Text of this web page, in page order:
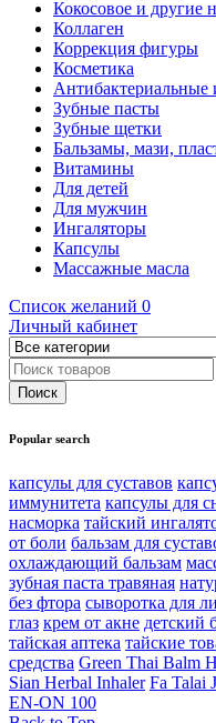
Кокосовое и другие
Коллаген
Коррекция фигуры
Косметика
Антибактериальные
Зубные пасты
Зубные щетки
Бальзамы, мази,
Витамины
Для детей
Для мужчин
Ингаляторы
Капсулы
Массажные масла
Список желаний 0
Личный кабинет
Popular search
капсулы для суставов
иммунитета капсулы для
насморка тайский
от боли бальзам для
охлаждающий бальзам
зубная паста травяная
без фтора сыворотка для
глаз крем от акне детский
тайская аптека тайские
средства Green Thai Balm
Sian Herbal Inhaler Fa Talai
EN-ON 100